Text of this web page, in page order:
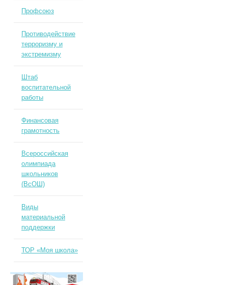
Профсоюз
Противодействие
терроризму и
экстремизму
Штаб
воспитательной
работы
Финансовая
грамотность
Всероссийская
олимпиада
школьников
(ВсОШ)
Виды
материальной
поддержки
ТОР «Моя школа»